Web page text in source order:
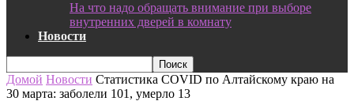
На что надо обращать внимание при выборе
внутренних дверей в комнату
Новости
Домой Новости Статистика COVID по Алтайскому краю на
30 марта: заболели 101, умерло 13